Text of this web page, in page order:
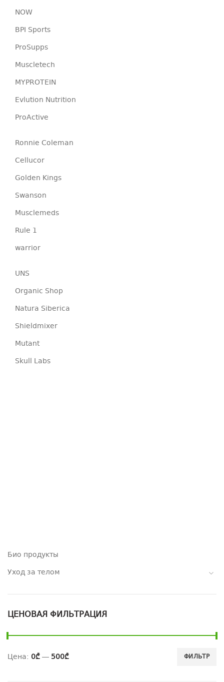
NOW
BPI Sports
ProSupps
Muscletech
MYPROTEIN
Evlution Nutrition
ProActive
Ronnie Coleman
Cellucor
Golden Kings
Swanson
Musclemeds
Rule 1
warrior
UNS
Organic Shop
Natura Siberica
Shieldmixer
Mutant
Skull Labs
Био продукты
Уход за телом
ЦЕНОВАЯ ФИЛЬТРАЦИЯ
ФИЛЬТР
Цена: 0₾— 500₾